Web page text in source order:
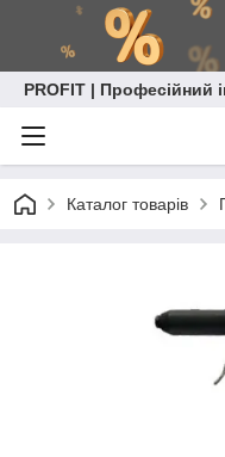
PROFIT | Професійний
Каталог товарів